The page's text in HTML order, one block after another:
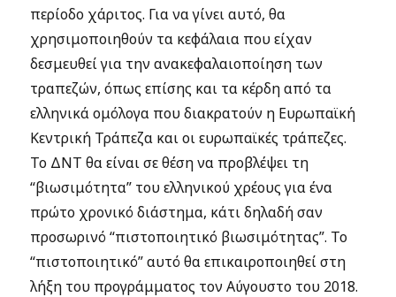
περίοδο χάριτος. Για να γίνει αυτό, θα
χρησιμοποιηθούν τα κεφάλαια που είχαν
δεσμευθεί για την ανακεφαλαιοποίηση των
τραπεζών, όπως επίσης και τα κέρδη από τα
ελληνικά ομόλογα που διακρατούν η Ευρωπαϊκή
Κεντρική Τράπεζα και οι ευρωπαϊκές τράπεζες.
Το ΔΝΤ θα είναι σε θέση να προβλέψει τη
“βιωσιμότητα” του ελληνικού χρέους για ένα
πρώτο χρονικό διάστημα, κάτι δηλαδή σαν
προσωρινό “πιστοποιητικό βιωσιμότητας”. Το
“πιστοποιητικό” αυτό θα επικαιροποιηθεί στη
λήξη του προγράμματος τον Αύγουστο του 2018.